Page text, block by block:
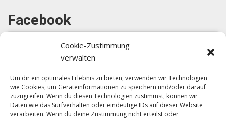
Cookie-Zustimmung
verwalten
Um dir ein optimales Erlebnis zu bieten, verwenden wir Technologien
wie Cookies, um Geräteinformationen zu speichern und/oder darauf
zuzugreifen. Wenn du diesen Technologien zustimmst, können wir
Daten wie das Surfverhalten oder eindeutige IDs auf dieser Website
verarbeiten. Wenn du deine Zustimmung nicht erteilst oder
Facebook
Klicke auf "Ich stimme zu", um Facebook
zu aktivieren